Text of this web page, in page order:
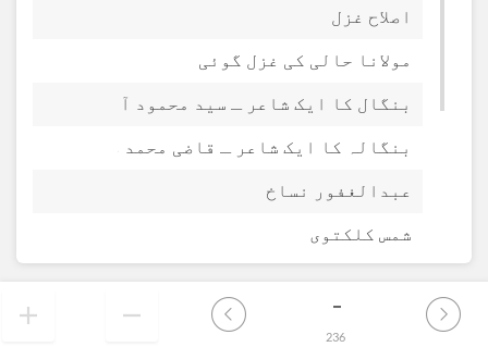
اصلاح غزل
مولانا حالی کی غزل گوئی
بنگال کا ایک شاعر ـ سید محمود آزاد
بنگالہ کا ایک شاعر ـ قاضی محمد صادق اختر
عبدالغفور نساخ
شمس کلکتوی
-
236